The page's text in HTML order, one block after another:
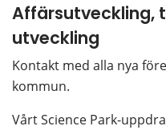
Affärsutveckling,
utveckling
Kontakt med alla nya
kommun.
Vårt Science Park-